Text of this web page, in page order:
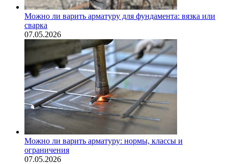
Можно ли варить арматуру для фундамента: вязка или
сварка
07.05.2026
Можно ли варить арматуру: нормы, классы и
ограничения
07.05.2026